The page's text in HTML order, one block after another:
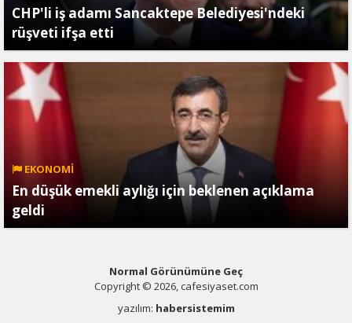
CHP'li iş adamı Sancaktepe Belediyesi'ndeki
rüşveti ifşa etti
EKONOMİ
En düşük emekli aylığı için beklenen açıklama
geldi
Normal Görünümüne Geç
Copyright © 2026, cafesiyaset.com
yazılım: habersistemim